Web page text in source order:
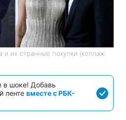
и их странные покупки (коллаж:
в шоке! Добавь
ленте вместе с РБК-